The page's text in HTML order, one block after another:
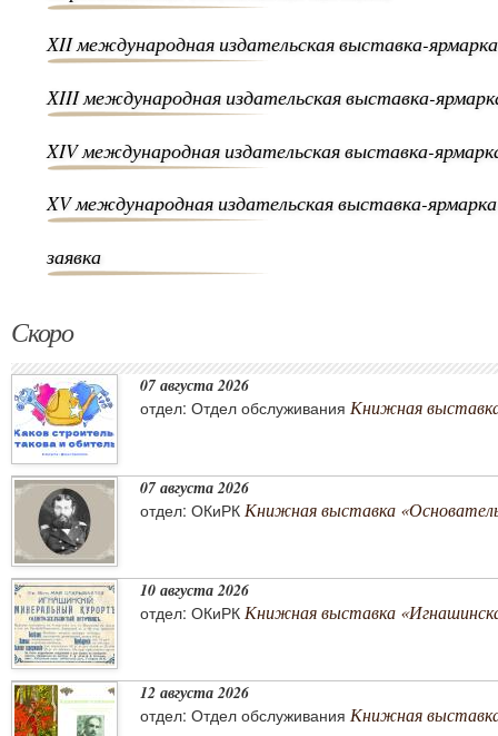
ХII международная издательская выставка-ярмарка
ХIII международная издательская выставка-
XIV международная издательская выставка-
XV международная издательская выставка-ярмарка
заявка
Скоро
07 августа 2026
отдел: Отдел обслуживания Книжная
07 августа 2026
отдел: ОКиРК Книжная выставка «Основатель
10 августа 2026
отдел: ОКиРК Книжная выставка
12 августа 2026
отдел: Отдел обслуживания Книжная